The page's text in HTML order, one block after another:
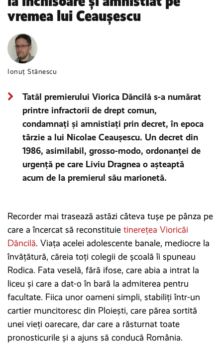
vremea lui Ceaușescu
Ionuț Stănescu
Tatăl premierului Viorica Dăncilă s-a numărat
printre infractorii de drept comun,
condamnați și amnistiați prin decret, în epoca
târzie a lui Nicolae Ceaușescu. Un decret din
1986, asimilabil, grosso-modo, ordonanței de
urgență pe care Liviu Dragnea o așteaptă
acum de la premierul său marionetă.
Recorder mai trasează astăzi câteva tușe pe pânza pe
care a încercat să reconstituie tinerețea Vioricăi
Dăncilă. Viața acelei adolescente banale, mediocre la
învățătură, căreia toți colegii de școală îi spuneau
Rodica. Fata veselă, fără ifose, care abia a intrat la
liceu și care a dat-o în bară la admiterea pentru
facultate. Fiica unor oameni simpli, stabiliți într-un
cartier muncitoresc din Ploiești, care părea sortită
unei vieți oarecare, dar care a răsturnat toate
pronosticurile și a ajuns să conducă România.